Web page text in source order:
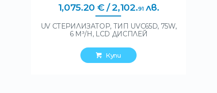
1,075.20 €/ 2,102.91лв.
UV СТЕРИЛИЗАТОР, ТИП UVC65D, 75W,
6 M³/H, LCD ДИСПЛЕЙ
Купи